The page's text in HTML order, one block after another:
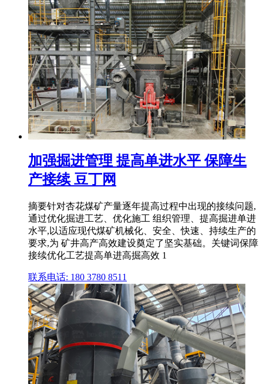
加强掘进管理 提高单进水平 保障生
产接续 豆丁网
摘要针对杏花煤矿产量逐年提高过程中出现的接续问题,
通过优化掘进工艺、优化施工 组织管理、提高掘进单进
水平,以适应现代煤矿机械化、安全、快速、持续生产的
要求,为 矿井高产高效建设奠定了坚实基础。关键词保障
接续优化工艺提高单进高掘高效 1
联系电话: 180 3780 8511